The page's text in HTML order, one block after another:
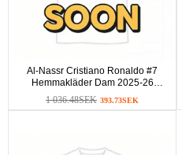
Al-Nassr Cristiano Ronaldo #7
Hemmakläder Dam 2025-26
Kortärmad
1 036.48SEK 393.73SEK